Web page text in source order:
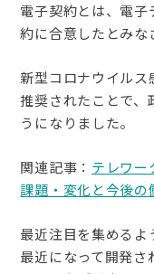
電子契約とは、電
約に合意したとみな
新型コロナウイル
推奨されたことで、
うになりました。
関連記事： テレワー
課題・変化と今後の
最近注目を集める
最近になって開発さ